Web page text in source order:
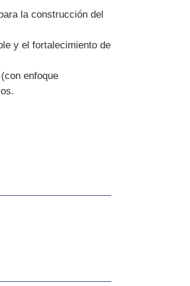
la construcción del
y el fortalecimiento de
enfoque